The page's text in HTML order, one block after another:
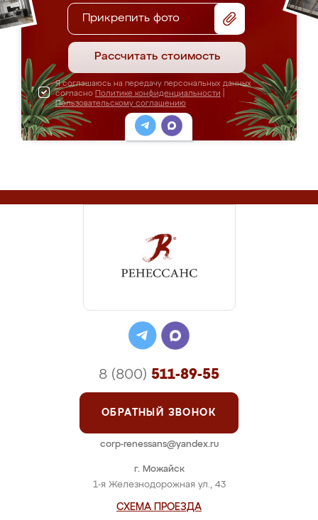
Прикрепить фото
Рассчитать стоимость
Я соглашаюсь на передачу персональных данных
согласно Политике конфиденциальности
Пользовательскому соглашению
г. Можайск
1-я Железнодорожная ул., 43
СХЕМА ПРОЕЗДА
8 (800) 511-89-55
ОБРАТНЫЙ ЗВОНОК
corp-renessans@yandex.ru